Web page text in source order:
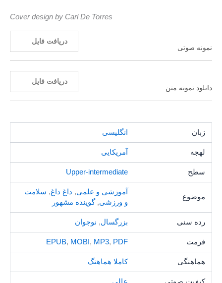
Cover design by Carl De Torres
نمونه صوتی
دریافت فایل
دانلود نمونه متن
دریافت فایل
زبان انگلیسی
لهجه آمریکایی
سطح Upper-intermediate
موضوع
آموزشی و علمی, داغ داغ, سلامت
و ورزشی,گوینده مشهور
رده سنی بزرگسال, نوجوان
فرمت EPUB, MOBI , MP3, PDF
هماهنگی کاملا هماهنگ